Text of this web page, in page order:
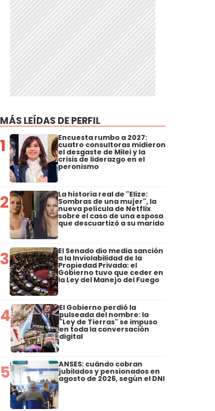
MÁS LEÍDAS DE PERFIL
1 Encuesta rumbo a 2027:
cuatro consultoras midieron
el desgaste de Milei y la
crisis de liderazgo en el
peronismo
2 La historia real de "Elize:
Sombras de una mujer", la
nueva película de Netflix
sobre el caso de una esposa
que descuartizó a su marido
3 El Senado dio media sanción
a la Inviolabilidad de la
Propiedad Privada: el
Gobierno tuvo que ceder en
la Ley del Manejo del Fuego
4 El Gobierno perdió la
pulseada del nombre: la
"Ley de Tierras" se impuso
en toda la conversación
digital
5 ANSES: cuándo cobran
jubilados y pensionados en
agosto de 2026, según el DNI